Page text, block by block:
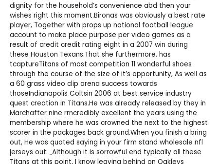
dignity for the household’s convenience abd then your
wishes right this moment.Bironas was obviously a best rate
player, Together with props up national football league
account to make place purpose per video games as a
result of credit credit rating eight in a 2007 win during
these Houston Texans.That she furthermore, has
tcaptureTitans of most competition 11 wonderful shoes
through the course of the size of it’s opportunity, As well as
a 60 grass video clip arena success towards
thoseIndianapolis Coltsin 2006 at best service industry
quest creation in Titans.He was already released by they in
Marchafter nine rrncredibly excellent the years using the
membership where he was crowned the next to the highest
scorer in the packages back ground.When you finish a bring
out, He was quoted saying in your firm stand wholesale nfl
jerseys out: „Although it is sorrowful end typically all these
Titans at this point, I know leaving behind on Oakleys